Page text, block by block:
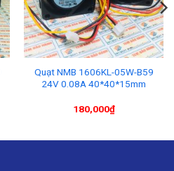
Quạt NMB 1606KL-05W-B59
24V 0.08A 40*40*15mm
180,000₫